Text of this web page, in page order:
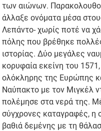
των αιώνων.
άλλαξε ονόματα μέσα
Λεπάντο- χωρίς ποτέ να
πόλης που βρέθηκε
ιστορίας. Δύο μεγάλες
κορυφαία εκείνη του
ολόκληρης της Ευρώπης
Ναύπακτο με τον Μιγκέλ
πολέμησε στα νερά της.
σύγχρονες καταγραφές, η
βαθιά δεμένης με τη